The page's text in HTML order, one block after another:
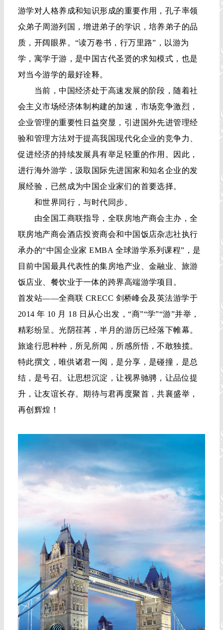
游学对人格养成和知识形成的重要作用，孔子率领
众弟子周游列国，增进弟子的学识，培养弟子的品
质，开阔眼界。“读万卷书，行万里路”，以游为
学，寓学于游，是中国古代圣贤的求知模式，也是
对当今游学的最好诠释。
当前，中国经济处于高速发展的阶段，随着社
会主义市场经济体制构建的加速，市场竞争激烈，
企业管理的重要性日益突显，引进国外先进管理经
验和管理方法对于提高我国现代化企业的竞争力、
促进经济的持续发展具有举足轻重的作用。因此，
进行海外游学，汲取国际先进国家和知名企业的发
展经验，已然成为中国企业家们的首要选择。
和世界同行，与时代同步。
由全国工商联指导，全联房地产商会主办，全
联房地产商会酒店投资商会和中国饭店杂志社执行
承办的“中国企业家 EMBA 全球游学系列课程”，是
目前中国最具代表性的集房地产业、金融业、旅游
饭店业、餐饮业于一体的跨界高端游学项目。
首发站——全商联 CRECC 剑桥峰会及英法游学于
2014 年 10 月 18 日从心出发，“商”“学”“游”并举，
精彩纷呈。光阴荏苒，半月的游历已经落下帷幕。
旅途行思种种，所见所闻，所感所悟，不敢独揽。
特此撰文，唯供诸君一阅，是分享，是碰撞，是总
结，是号召。让思想沉淀，让视界驰骋，让品位提
升，让友谊长存。期待与君再度聚首，共襄盛举，
再创辉煌！